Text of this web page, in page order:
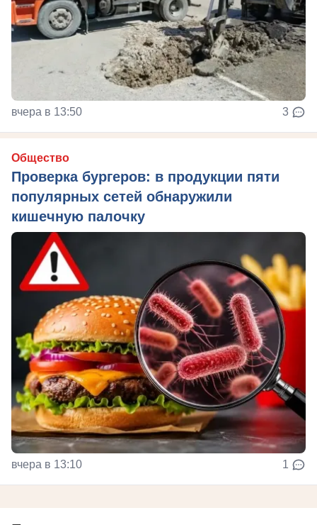
вчера в 13:50 3
Общество
Проверка бургеров: в продукции пяти
популярных сетей обнаружили
кишечную палочку
вчера в 13:10 1